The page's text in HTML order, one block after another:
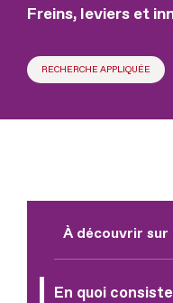
Freins, leviers et
RECHERCHE APPLIQUÉE
À découvrir
En quoi